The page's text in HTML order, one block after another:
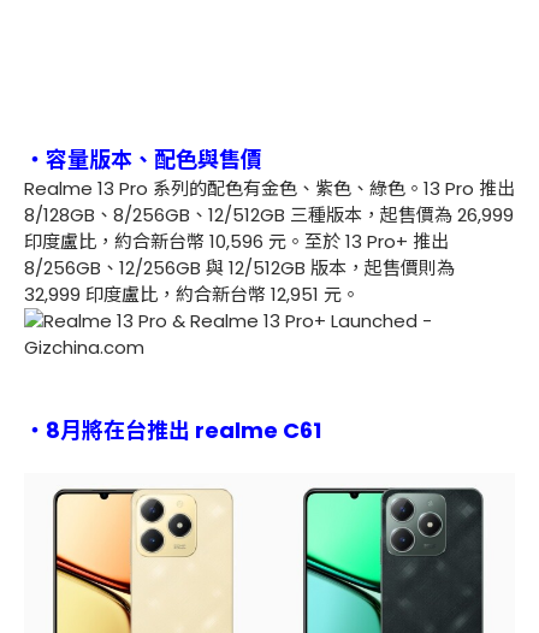
・容量版本、配色與售價
Realme 13 Pro 系列的配色有金色、紫色、綠色。13 Pro 推出
8/128GB、8/256GB、12/512GB 三種版本，起售價為 26,999
印度盧比，約合新台幣 10,596 元。至於 13 Pro+ 推出
8/256GB、12/256GB 與 12/512GB 版本，起售價則為
32,999 印度盧比，約合新台幣 12,951 元。
・8月將在台推出 realme C61